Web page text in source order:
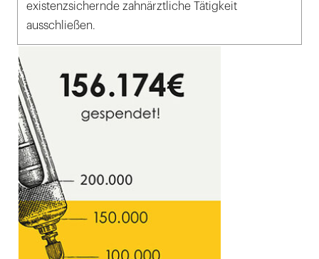
existenzsichernde zahnärztliche Tätigkeit
ausschließen.